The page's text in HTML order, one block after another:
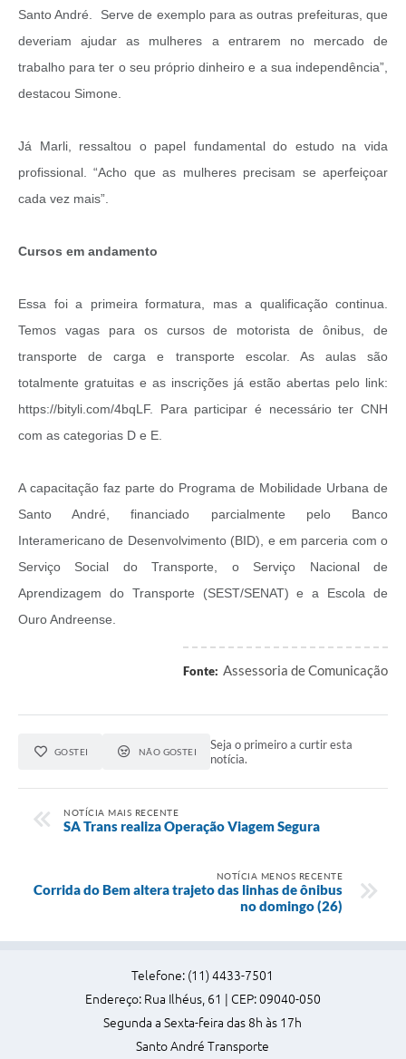
Santo André. Serve de exemplo para as outras prefeituras, que
deveriam ajudar as mulheres a entrarem no mercado de
trabalho para ter o seu próprio dinheiro e a sua independência”,
destacou Simone.
Já Marli, ressaltou o papel fundamental do estudo na vida
profissional. “Acho que as mulheres precisam se aperfeiçoar
cada vez mais”.
Cursos em andamento
Essa foi a primeira formatura, mas a qualificação continua.
Temos vagas para os cursos de motorista de ônibus, de
transporte de carga e transporte escolar. As aulas são
totalmente gratuitas e as inscrições já estão abertas pelo link:
https://bityli.com/4bqLF. Para participar é necessário ter CNH
com as categorias D e E.
A capacitação faz parte do Programa de Mobilidade Urbana de
Santo André, financiado parcialmente pelo Banco
Interamericano de Desenvolvimento (BID), e em parceria com o
Serviço Social do Transporte, o Serviço Nacional de
Aprendizagem do Transporte (SEST/SENAT) e a Escola de
Ouro Andreense.
Fonte: Assessoria de Comunicação
GOSTEI NÃO GOSTEI
Seja o primeiro a curtir esta
notícia.
NOTÍCIA MAIS RECENTE
SA Trans realiza Operação Viagem Segura
NOTÍCIA MENOS RECENTE
Corrida do Bem altera trajeto das linhas de ônibus
no domingo (26)
Telefone: (11) 4433-7501
Endereço: Rua Ilhéus, 61 | CEP: 09040-050
Segunda a Sexta-feira das 8h às 17h
Santo André Transporte